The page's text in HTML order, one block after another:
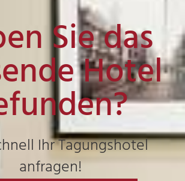
Sie das
Hotel
Ihr Tagungshotel
anfragen!